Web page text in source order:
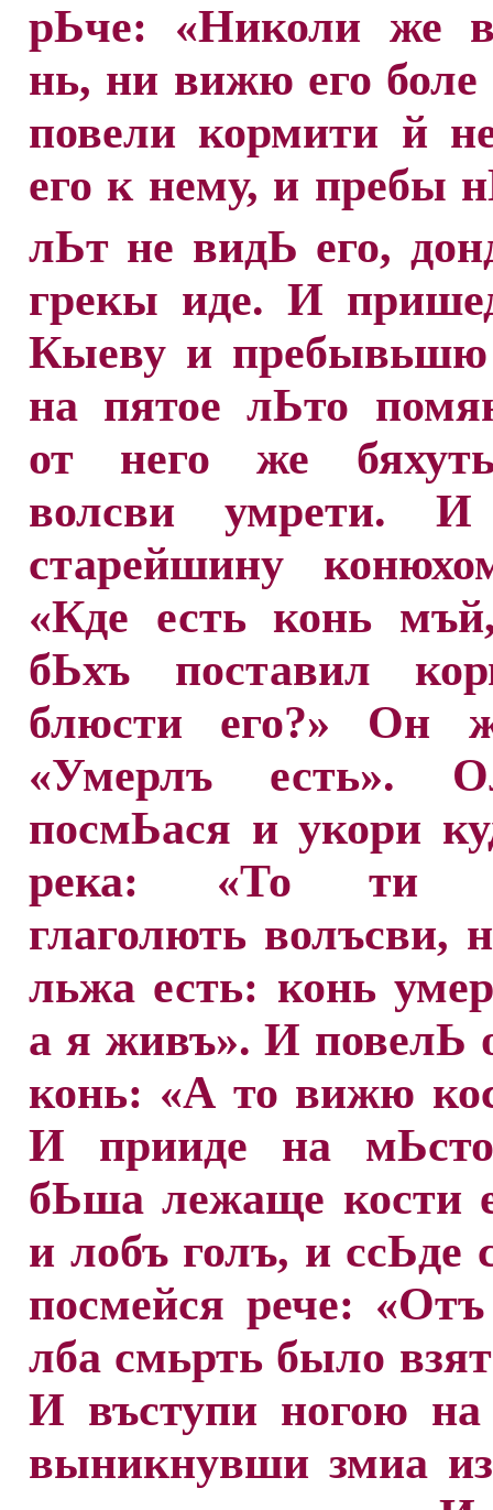
рЬче: «Николи же
нь, ни вижю его боле
повели кормити й
его к нему, и пребы
лЬт не видЬ его,
грекы иде. И
Кыеву и
на пятое лЬто
от него же
волсви умрети. И
старейшину
«Кде есть конь
бЬхъ поставил
блюсти его?» Он
«Умерлъ есть».
посмЬася и укори
река: «То ти
глаголють волъсви,
льжа есть: конь
а я живъ». И повелЬ
конь: «А то вижю
И прииде на
бЬша лежаще кости
и лобъ голъ, и ссЬде
посмейся рече:
лба смьрть было
И въступи ногою
выникнувши змиа